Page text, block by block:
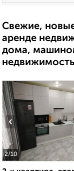
Свежие,
аренде
дома,
2/10
‹